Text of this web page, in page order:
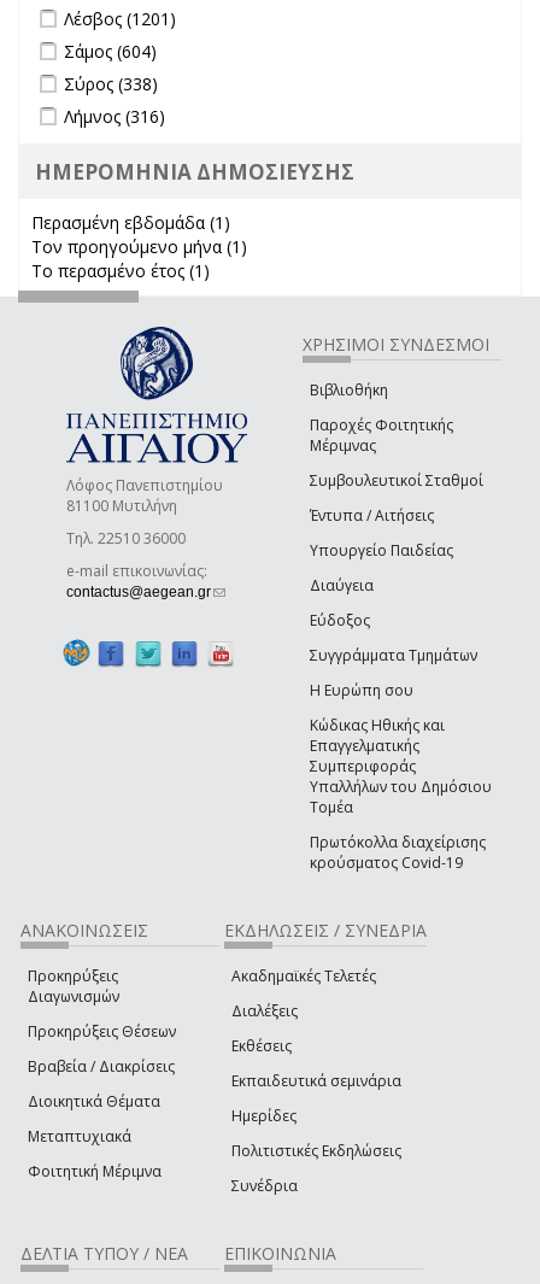
Apply Λέσβος filter
Λέσβος (1201)
Apply Σάμος filter
Σάμος (604)
Apply Σύρος filter
Σύρος (338)
Apply Λήμνος filter
Λήμνος (316)
ΗΜΕΡΟΜΗΝΙΑ ΔΗΜΟΣΙΕΥΣΗΣ
Περασμένη εβδομάδα (1)
Τον προηγούμενο μήνα (1)
Το περασμένο έτος (1)
Λόφος Πανεπιστημίου
81100 Μυτιλήνη
Τηλ. 22510 36000
e-mail επικοινωνίας:
contactus@aegean.gr(link sends e-mail)
ΧΡΗΣΙΜΟΙ ΣΥΝΔΕΣΜΟΙ
Βιβλιοθήκη
Παροχές Φοιτητικής
Μέριμνας
Συμβουλευτικοί Σταθμοί
Έντυπα / Αιτήσεις
Υπουργείο Παιδείας
Διαύγεια
Εύδοξος
Συγγράμματα Τμημάτων
Η Ευρώπη σου
Κώδικας Ηθικής και
Επαγγελματικής
Συμπεριφοράς
Υπαλλήλων του Δημόσιου
Τομέα
Πρωτόκολλα διαχείρισης
κρούσματος Covid-19
ΑΝΑΚΟΙΝΩΣΕΙΣ
Προκηρύξεις
Διαγωνισμών
Προκηρύξεις Θέσεων
Βραβεία / Διακρίσεις
Διοικητικά Θέματα
Μεταπτυχιακά
Φοιτητική Μέριμνα
ΕΚΔΗΛΩΣΕΙΣ / ΣΥΝΕΔΡΙΑ
Ακαδημαϊκές Τελετές
Διαλέξεις
Εκθέσεις
Εκπαιδευτικά σεμινάρια
Ημερίδες
Πολιτιστικές Εκδηλώσεις
Συνέδρια
ΔΕΛΤΙΑ ΤΥΠΟΥ / ΝΕΑ ΕΠΙΚΟΙΝΩΝΙΑ